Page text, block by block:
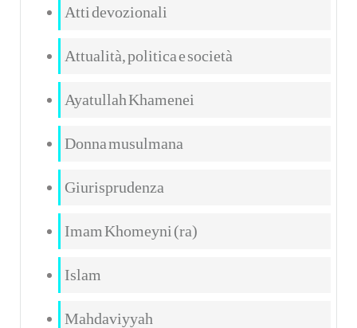
Atti devozionali
Attualità, politica e società
Ayatullah Khamenei
Donna musulmana
Giurisprudenza
Imam Khomeyni (ra)
Islam
Mahdaviyyah